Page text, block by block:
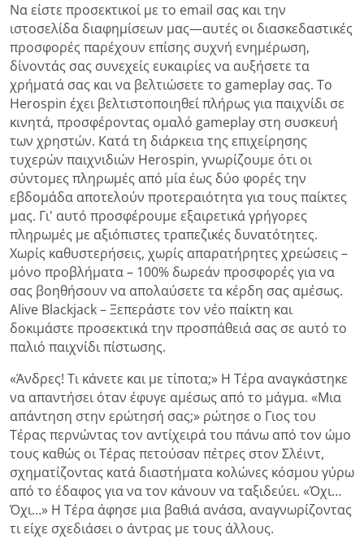
Να είστε προσεκτικοί με το email σας και την
ιστοσελίδα διαφημίσεων μας—αυτές οι διασκεδαστικές
προσφορές παρέχουν επίσης συχνή ενημέρωση,
δίνοντάς σας συνεχείς ευκαιρίες να αυξήσετε τα
χρήματά σας και να βελτιώσετε το gameplay σας. Το
Herospin έχει βελτιστοποιηθεί πλήρως για παιχνίδι σε
κινητά, προσφέροντας ομαλό gameplay στη συσκευή
των χρηστών. Κατά τη διάρκεια της επιχείρησης
τυχερών παιχνιδιών Herospin, γνωρίζουμε ότι οι
σύντομες πληρωμές από μία έως δύο φορές την
εβδομάδα αποτελούν προτεραιότητα για τους παίκτες
μας. Γι' αυτό προσφέρουμε εξαιρετικά γρήγορες
πληρωμές με αξιόπιστες τραπεζικές δυνατότητες.
Χωρίς καθυστερήσεις, χωρίς απαρατήρητες χρεώσεις –
μόνο προβλήματα – 100% δωρεάν προσφορές για να
σας βοηθήσουν να απολαύσετε τα κέρδη σας αμέσως.
Alive Blackjack – Ξεπεράστε τον νέο παίκτη και
δοκιμάστε προσεκτικά την προσπάθειά σας σε αυτό το
παλιό παιχνίδι πίστωσης.
«Άνδρες! Τι κάνετε και με τίποτα;» Η Τέρα αναγκάστηκε
να απαντήσει όταν έφυγε αμέσως από το μάγμα. «Μια
απάντηση στην ερώτησή σας;» ρώτησε ο Γιος του
Τέρας περνώντας τον αντίχειρά του πάνω από τον ώμο
τους καθώς οι Τέρας πετούσαν πέτρες στον Σλέιντ,
σχηματίζοντας κατά διαστήματα κολώνες κόσμου γύρω
από το έδαφος για να τον κάνουν να ταξιδεύει. «Όχι…
Όχι…» Η Τέρα άφησε μια βαθιά ανάσα, αναγνωρίζοντας
τι είχε σχεδιάσει ο άντρας με τους άλλους.